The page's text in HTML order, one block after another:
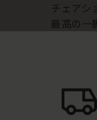
チェア
最高の一